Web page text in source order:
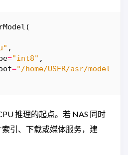
(
,
="int8" ,
="/home/USER/asr/models"
推理的起点。若 NAS 同时
引、下载或媒体服务，建